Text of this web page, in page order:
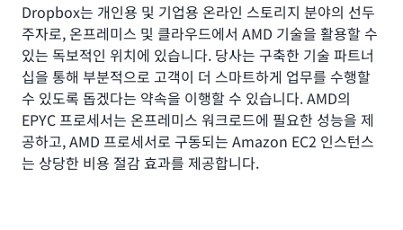
Dropbox는 개인용 및 기업용 온라인 스토리지 분야의 선두
주자로, 온프레미스 및 클라우드에서 AMD 기술을 활용할 수
있는 독보적인 위치에 있습니다. 당사는 구축한 기술 파트너
십을 통해 부분적으로 고객이 더 스마트하게 업무를 수행할
수 있도록 돕겠다는 약속을 이행할 수 있습니다. AMD의
EPYC 프로세서는 온프레미스 워크로드에 필요한 성능을 제
공하고, AMD 프로세서로 구동되는 Amazon EC2 인스턴스
는 상당한 비용 절감 효과를 제공합니다.